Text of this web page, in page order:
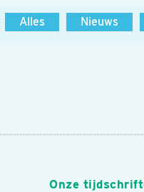
Alles Nieuws
Onze